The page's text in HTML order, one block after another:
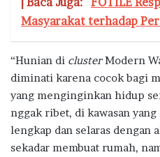
Masyarakat terhadap
“Hunian di clusterModern
diminati karena cocok bagi
yang menginginkan hidup
nggak ribet, di kawasan
lengkap dan selaras dengan
sekadar membuat rumah,